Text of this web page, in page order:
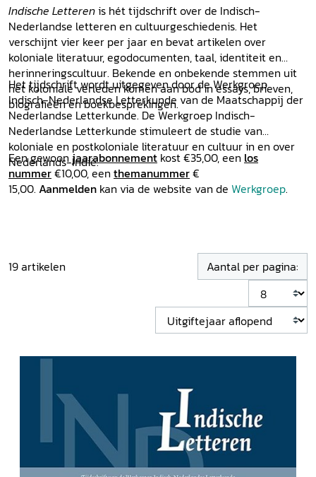
Indische Letterenis hét tijdschrift over de Indisch-
Nederlandse letteren en cultuurgeschiedenis. Het
verschijnt vier keer per jaar en bevat artikelen over
koloniale literatuur, egodocumenten, taal, identiteit en
herinneringscultuur. Bekende en onbekende stemmen uit
het koloniale verleden komen aan bod in essays, brieven,
biografieën en boekbesprekingen.
Het tijdschrift wordt uitgegeven door de Werkgroep
Indisch-Nederlandse Letterkunde van de Maatschappij der
Nederlandse Letterkunde. De Werkgroep Indisch-
Nederlandse Letterkunde stimuleert de studie van
koloniale en postkoloniale literatuur en cultuur in en over
Nederlands-Indië.
Een gewoon jaarabonnement kost €35,00, een los
nummer€10,00, een themanummer€
15,00. Aanmelden kan via de website van de Werkgroep.
19artikelen Aantal per pagina: